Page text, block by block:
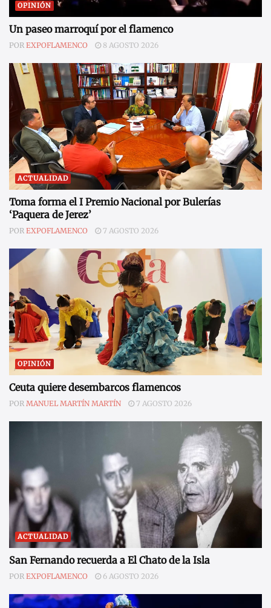
OPINIÓN
Un paseo marroquí por el flamenco
POR EXPOFLAMENCO 8 AGOSTO 2026
ACTUALIDAD
Toma forma el I Premio Nacional por Bulerías
‘Paquera de Jerez’
POR EXPOFLAMENCO 7 AGOSTO 2026
OPINIÓN
Ceuta quiere desembarcos flamencos
POR MANUEL MARTÍN MARTÍN 7 AGOSTO 2026
ACTUALIDAD
San Fernando recuerda a El Chato de la Isla
POR EXPOFLAMENCO 6 AGOSTO 2026